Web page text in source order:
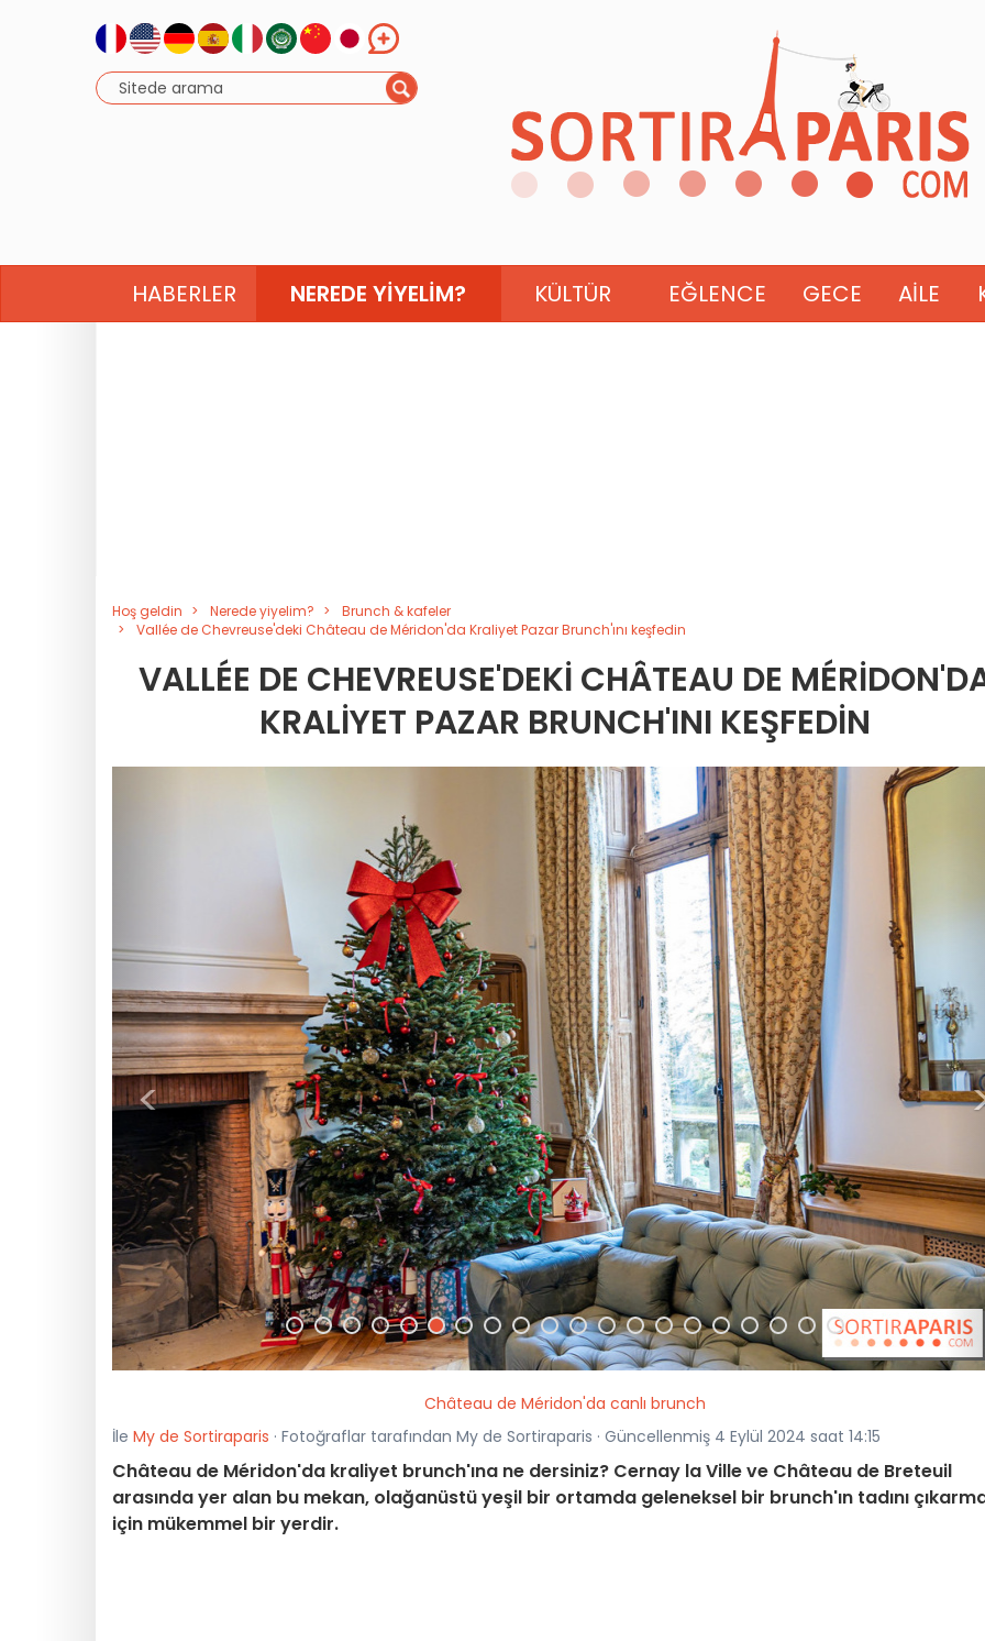
HABERLER NEREDE YIYELIM? KÜLTÜR EĞLENCE GECE AILE
Hoş geldin Nerede yiyelim?
Brunch & kafeler
Vallée de Chevreuse'deki Château de Méridon'da Kraliyet Pazar Brunch'ını keşfedin
VALLÉE DE CHEVREUSE'DEKI CHÂTEAU DE
KRALIYET PAZAR BRUNCH'INI KEŞFEDIN
<
Château de Méridon'da canlı brunch
İle My de Sortiraparis · Fotoğraflar tarafından My de Sortiraparis · Güncellenmiş 4 Eylül 2024 saat 14:15
Château de Méridon'da kraliyet brunch'ına ne dersiniz? Cernay la Ville ve Château de Breteuil
arasında yer alan bu mekan, olağanüstü yeşil bir ortamda geleneksel bir brunch'ın tadını
için mükemmel bir yerdir.